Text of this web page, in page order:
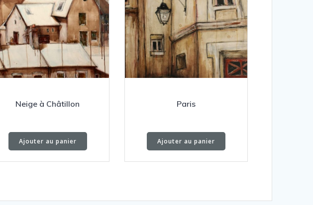
Neige à Châtillon
Ajouter au panier
Paris
Ajouter au panier